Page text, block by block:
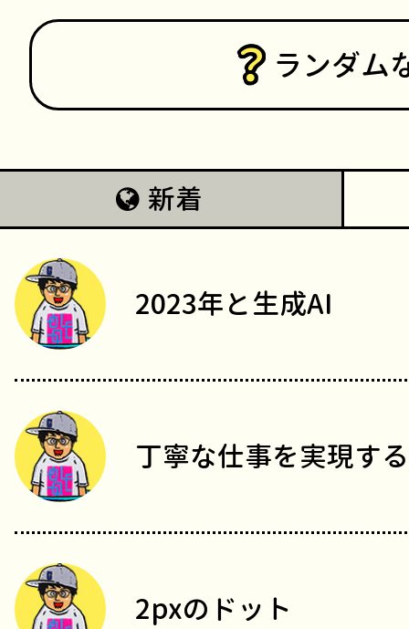
ランダム
新着
2023年と生成AI
丁寧な仕事を実現す
2pxのドット